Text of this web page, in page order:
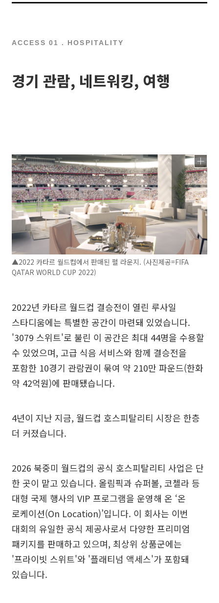
ACCESS 01 . HOSPITALITY
경기 관람, 네트워킹, 여행
▲2022 카타르 월드컵에서 판매된 펄 라운지. (사진제공=FIFA
QATAR WORLD CUP 2022)
2022년 카타르 월드컵 결승전이 열린 루사일
스타디움에는 특별한 공간이 마련돼 있었습니다.
'3079 스위트'로 불린 이 공간은 최대 44명을 수용할
수 있었으며, 고급 식음 서비스와 함께 결승전을
포함한 10경기 관람권이 묶여 약 210만 파운드(한화
약 42억원)에 판매됐습니다.
4년이 지난 지금, 월드컵 호스피탈리티 시장은 한층
더 커졌습니다.
2026 북중미 월드컵의 공식 호스피탈리티 사업은 단
한 곳이 맡고 있습니다. 올림픽과 슈퍼볼, 코첼라 등
대형 국제 행사의 VIP 프로그램을 운영해 온 ‘온
로케이션(On Location)’입니다. 이 회사는 이번
대회의 유일한 공식 제공사로서 다양한 프리미엄
패키지를 판매하고 있으며, 최상위 상품군에는
'프라이빗 스위트'와 '플래티넘 액세스'가 포함돼
있습니다.